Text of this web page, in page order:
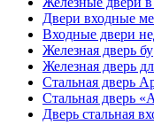
Двери входные
Входные двери
Железная дверь бу
Железная дверь
Стальная дверь
Стальная дверь
Дверь стальная